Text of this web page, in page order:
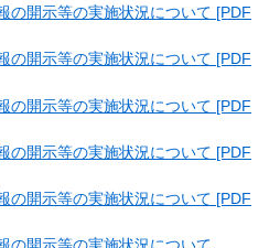
の開示等の実施状況について [PDF
の開示等の実施状況について [PDF
の開示等の実施状況について [PDF
の開示等の実施状況について [PDF
の開示等の実施状況について [PDF